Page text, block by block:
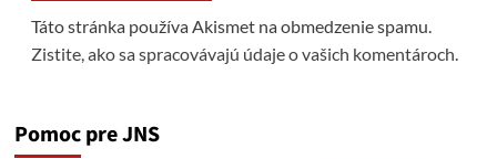
Táto stránka používa Akismet na obmedzenie spamu.
Zistite, ako sa spracovávajú údaje o vašich komentároch.
Pomoc pre JNS